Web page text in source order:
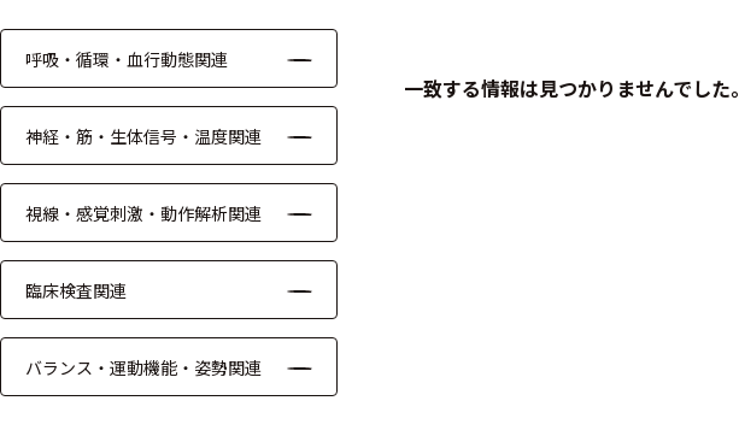
ケーブル
リード線
インター
フェース
テレメー
タ
センサ・信号処
理関連
呼吸・循環・血行動態関連
神経・筋・生体信号・温度関連
視線・感覚刺激・動作解析関連
臨床検査関連
バランス・運動機能・姿勢関連
一致する情報は見つかりませんでした。